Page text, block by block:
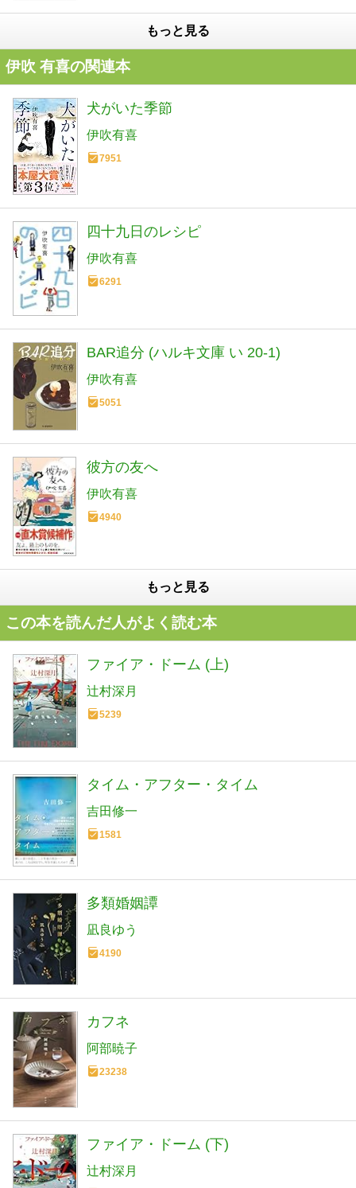
もっと見る
伊吹 有喜の関連本
犬がいた季節
伊吹有喜
7951
四十九日のレシピ
伊吹有喜
6291
BAR追分 (ハルキ文庫 い 20-1)
伊吹有喜
5051
彼方の友へ
伊吹有喜
4940
もっと見る
この本を読んだ人がよく読む本
ファイア・ドーム (上)
辻村深月
5239
タイム・アフター・タイム
吉田修一
1581
多類婚姻譚
凪良ゆう
4190
カフネ
阿部暁子
23238
ファイア・ドーム (下)
辻村深月